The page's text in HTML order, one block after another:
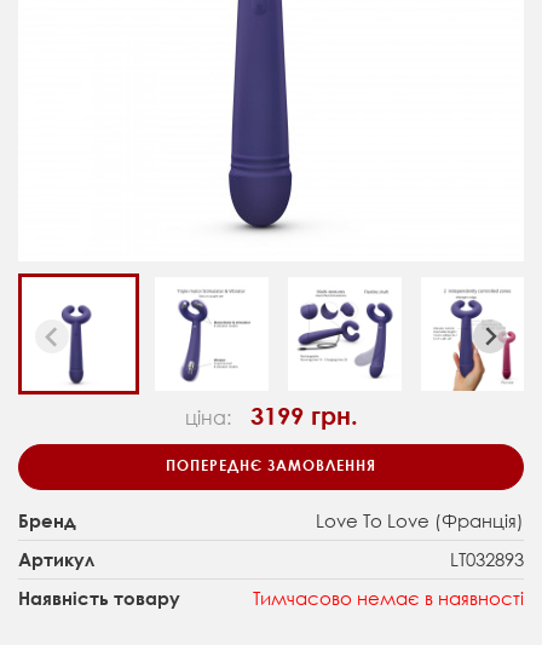
ціна: 3199 грн.
ПОПЕРЕДНЄ ЗАМОВЛЕННЯ
Бренд Love To Love (Франція)
Артикул LT032893
Наявність товару Тимчасово немає в наявності